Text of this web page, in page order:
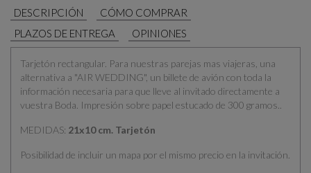
DESCRIPCIÓN
CÓMO COMPRAR
PLAZOS DE ENTREGA
OPINIONES
Tarjetón rectangular. Para nuestras parejas mas viajeras, una
alternativa a "AIR WEDDING", un billete de avión con toda la
información necesaria para que lleve al invitado directamente a
vuestra Boda. Impresión sobre papel estucado de 300 gramos..
MEDIDAS: 21x10 cm. Tarjetón
Posibilidad de incluir un mapa por el mismo precio en la invitación.